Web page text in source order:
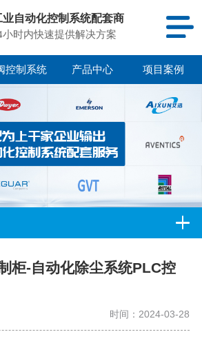
业自动化控制系统配套商
小时内快速提供解决方案
控制系统 产品中心 项目案例
柜-自动化除尘系统PLC控
时间：2024-03-28